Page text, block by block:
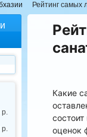
Рейтинг самых
р.
Какие
оценок